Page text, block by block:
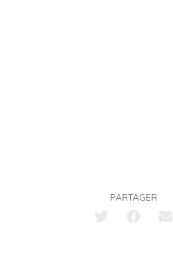
PARTAGER